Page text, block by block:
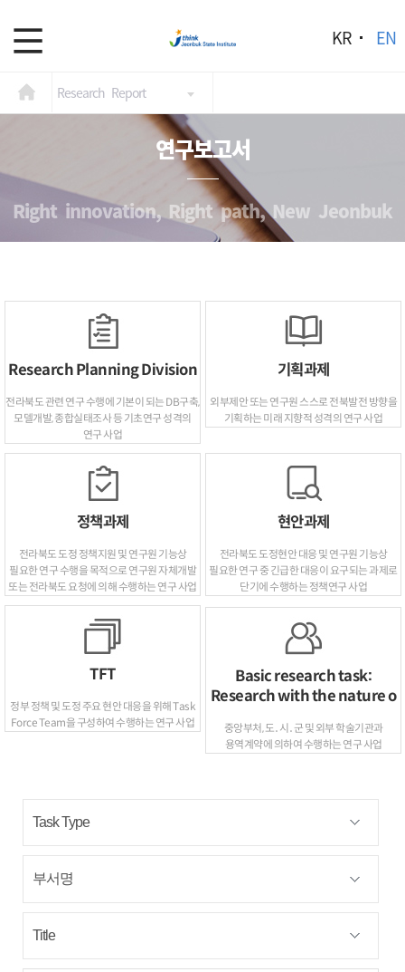
KR EN
Research Report
연구보고서
Right innovation, Right path, New Jeonbuk
Research Planning Division
전라북도 관련 연구 수행에 기본이 되는 DB구축,
모델개발, 종합실태조사 등 기초연구 성격의
연구 사업
기획과제
외부제안 또는 연구원 스스로 전북발전 방향을
기획하는 미래 지향적 성격의 연구 사업
정책과제
전라북도 도정 정책지원 및 연구원 기능상
필요한 연구 수행을 목적으로 연구원 자체개발
또는 전라북도 요청에 의해 수행하는 연구 사업
현안과제
전라북도 도정현안 대응 및 연구원 기능상
필요한 연구 중 긴급한 대응이 요구되는 과제로
단기에 수행하는 정책연구 사업
TFT
정부 정책 및 도정 주요 현안 대응을 위해 Task
Force Team을 구성하여 수행하는 연구 사업
Basic research task:
Research with the nature o
중앙부처, 도․시․군 및 외부 학술기관과
용역계약에 의하여 수행하는 연구 사업